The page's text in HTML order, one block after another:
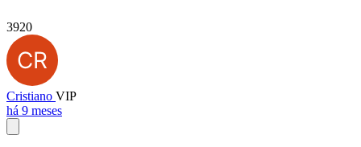
3920
Cristiano VIP
há 9 meses